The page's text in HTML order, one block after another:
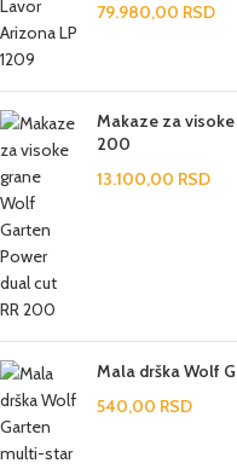
79.980,00 RSD
Makaze za
200
13.100,00 RSD
Mala drška Wolf
540,00 RSD